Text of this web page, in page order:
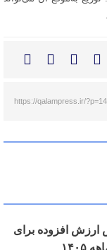
https://qalampress.ir/
ارزش افزوده برای